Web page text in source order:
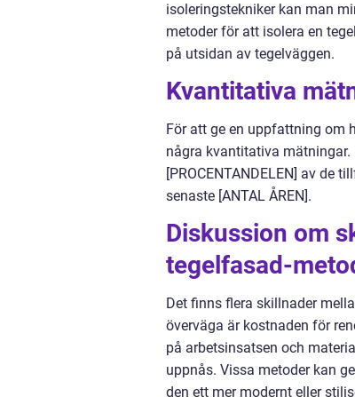
isoleringstekniker kan man
metoder för att isolera en
på utsidan av tegelväggen.
Kvantitativa
För att ge en uppfattning om
några kvantitativa mätningar.
[PROCENTANDELEN] av de
senaste [ANTAL ÅREN].
Diskussion om
tegelfasad-
Det finns flera skillnader
överväga är kostnaden för
på arbetsinsatsen och
uppnås. Vissa metoder kan
den ett mer modernt eller